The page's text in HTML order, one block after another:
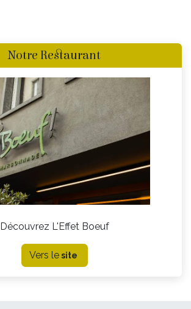
Notre Restaurant
Découvrez L'Effet Boeuf
Vers lesite